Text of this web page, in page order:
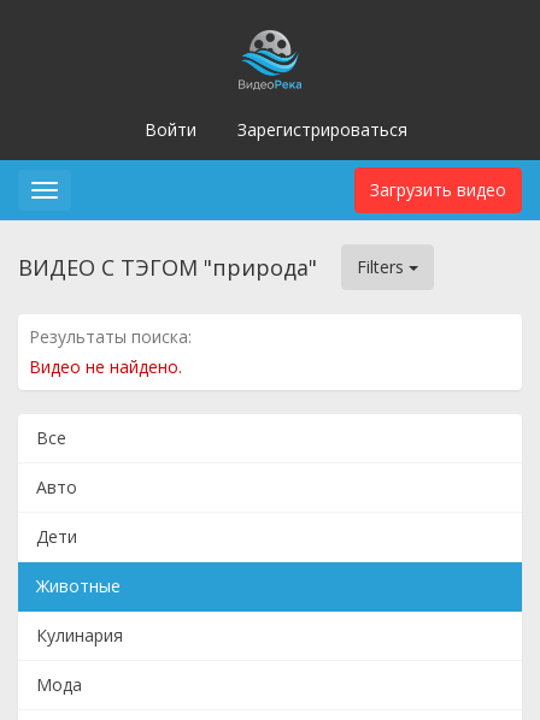
Войти Зарегистрироваться
Загрузить видео
Toggle
ВИДЕО С ТЭГОМ "природа" Filters
Результаты поиска:
Видео не найдено.
Все
Авто
Дети
Животные
Кулинария
Мода